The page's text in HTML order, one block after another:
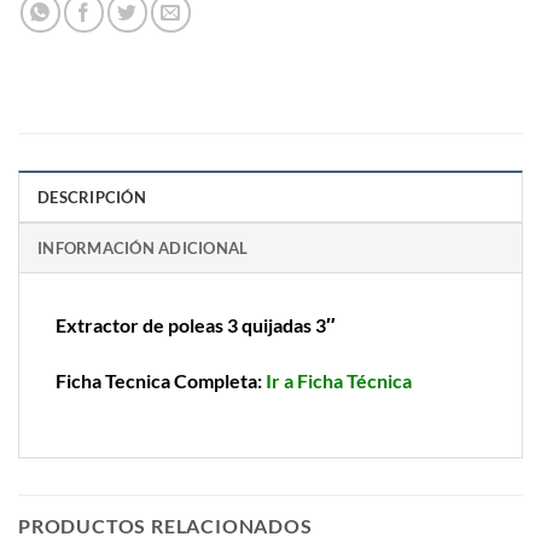
DESCRIPCIÓN
INFORMACIÓN ADICIONAL
Extractor de poleas 3 quijadas 3″
Ficha Tecnica Completa: Ir a Ficha Técnica
PRODUCTOS RELACIONADOS